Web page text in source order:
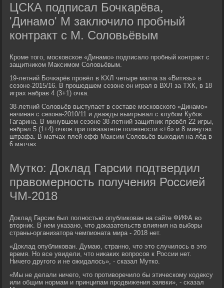
ЦСКА подписал Бочкарёва,
'Динамо' М заключило пробный
контракт с М. Соловьёвым
Кроме того, московское «Динамо» подписало пробный контракт с
защитником Максимом Соловьёвым.
19-летний Бочкарёв провёл в КХЛ четыре матча за «Витязь» в
сезоне-2015/16. В прошедшем сезоне он играл в ВХЛ за ТХК, в 18
играх набрав 4 (3+1) очка.
38-летний Соловьёв выступает в составе московского «Динамо»
начиная с сезона-2010/11 и дважды выигрывал с клубом Кубок
Гагарина. В минувшем сезоне 38-летний защитник провёл 22 игры,
набрал 5 (1+4) очков при показателе полезности «+6» и 8 минутах
штрафа. В матчах плей-офф Максим Соловьёв выходил на лёд в
6 матчах.
Мутко: Доклад Гарсии подтвердил
правомерность получения Россией
ЧМ-2018
Доклад Гарсии был полностью опубликован на сайте ФИФА во
вторник. В нем указано, что доказательств влияния на выборы
страны-организатора чемпионата мира - 2018 нет.
«Доклад опубликован. Думаю, странно, что это случилось в это
время. Но все увидели, что никаких вопросов к России нет.
Ничего другого и не ожидалось», - сказал Мутко.
«Мы не делали ничего, что противоречило бы этическому кодексу
или общим нормам и принципам продвижения заявки», - сказал